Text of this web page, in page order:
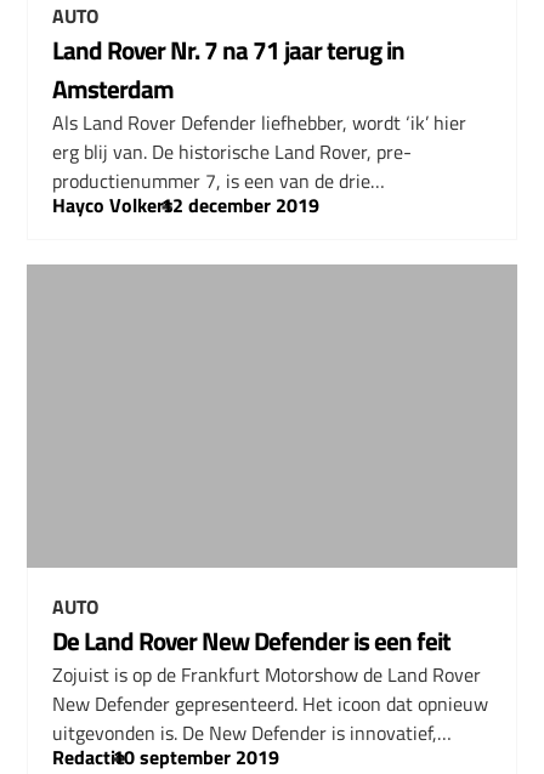
AUTO
Land Rover Nr. 7 na 71 jaar terug in
Amsterdam
Als Land Rover Defender liefhebber, wordt ‘ik’ hier
erg blij van. De historische Land Rover, pre-
productienummer 7, is een van de drie…
Hayco Volkers
–
12 december 2019
AUTO
De Land Rover New Defender is een feit
Zojuist is op de Frankfurt Motorshow de Land Rover
New Defender gepresenteerd. Het icoon dat opnieuw
uitgevonden is. De New Defender is innovatief,…
Redactie
–
10 september 2019